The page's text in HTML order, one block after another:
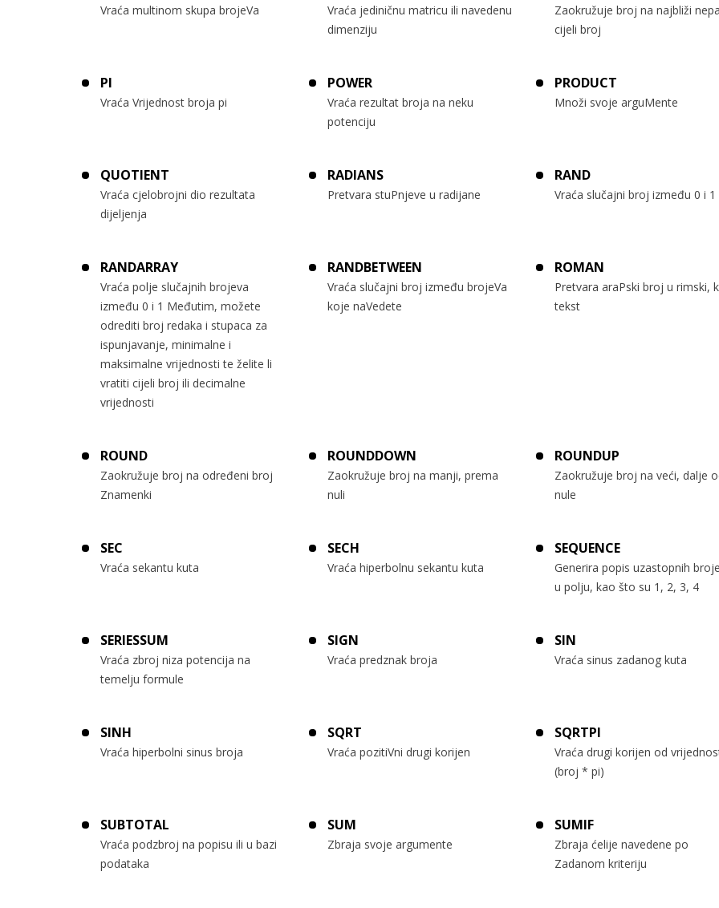
Vraća multinom skupa brojeVa
Vraća jediničnu matricu ili navedenu
dimenziju
Zaokružuje broj na najbliži
cijeli broj
PI
Vraća Vrijednost broja pi
POWER
Vraća rezultat broja na neku
potenciju
PRODUCT
Množi svoje arguMente
QUOTIENT
Vraća cjelobrojni dio rezultata
dijeljenja
RADIANS
Pretvara stuPnjeve u radijane
RAND
Vraća slučajni broj između 0 i 1
RANDARRAY
Vraća polje slučajnih brojeva
između 0 i 1 Međutim, možete
odrediti broj redaka i stupaca za
ispunjavanje, minimalne i
maksimalne vrijednosti te želite li
vratiti cijeli broj ili decimalne
vrijednosti
RANDBETWEEN
Vraća slučajni broj između brojeVa
koje naVedete
ROMAN
Pretvara araPski broj u rimski,
tekst
ROUND
Zaokružuje broj na određeni broj
Znamenki
ROUNDDOWN
Zaokružuje broj na manji, prema
nuli
ROUNDUP
Zaokružuje broj na veći, dalje
nule
SEC
Vraća sekantu kuta
SECH
Vraća hiperbolnu sekantu kuta
SEQUENCE
Generira popis uzastopnih
u polju, kao što su 1, 2, 3, 4
SERIESSUM
Vraća zbroj niza potencija na
temelju formule
SIGN
Vraća predznak broja
SIN
Vraća sinus zadanog kuta
SINH
Vraća hiperbolni sinus broja
SQRT
Vraća pozitiVni drugi korijen
SQRTPI
Vraća drugi korijen od
(broj * pi)
SUBTOTAL
Vraća podzbroj na popisu ili u bazi
podataka
SUM
Zbraja svoje argumente
SUMIF
Zbraja ćelije navedene po
Zadanom kriteriju